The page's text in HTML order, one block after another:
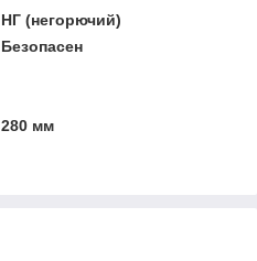
НГ (негорючий)
Безопасен
280 мм